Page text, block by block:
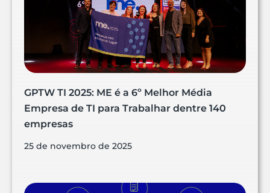
GPTW TI 2025: ME é a 6º Melhor Média
Empresa de TI para Trabalhar dentre 140
empresas
25 de novembro de 2025